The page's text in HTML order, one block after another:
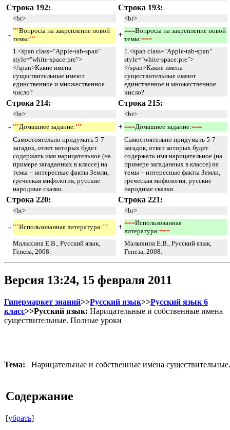
Строка 192: Строка 193:
<br> <br>
- '''Вопросы на закрепление новой
темы:''' + ===Вопросы на закрепление новой
темы:===
1.<span class="Apple-tab-span"
style="white-space:pre">
</span>Какие имена
существительные имеют
единственное и множественное
число?
1.<span class="Apple-tab-span"
style="white-space:pre">
</span>Какие имена
существительные имеют
единственное и множественное
число?
Строка 214: Строка 215:
<br> <br>
- '''Домашнее задание:''' + ===Домашнее задание:===
Самостоятельно придумать 5-7
загадок, ответ которых будет
содержать имя нарицательное (на
примере загаданных в классе) на
темы – интересные факты Земли,
греческая мифология, русские
народные сказки.
Самостоятельно придумать 5-7
загадок, ответ которых будет
содержать имя нарицательное (на
примере загаданных в классе) на
темы – интересные факты Земли,
греческая мифология, русские
народные сказки.
Строка 220: Строка 221:
<br> <br>
- '''Использованная литература:''' + ===Использованная
литература:===
Малыхина Е.В., Русский язык,
Генеза, 2008.
Малыхина Е.В., Русский язык,
Генеза, 2008.
Версия 13:24, 15 февраля 2011
Гипермаркет знаний>>Русский язык>>Русский язык 6
класс>>Русский язык: Нарицательные и собственные имена
существительные. Полные уроки
Тема: Нарицательные и собственные имена существительные.
Содержание
[убрать]